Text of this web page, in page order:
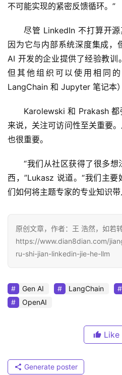
不可能实现的紧密反馈循环。”
尽管 LinkedIn 不打算开源
因为它与内部系统深度集成，
AI 开发的企业提供了经验教训
但其他组织可以使用相同
LangChain 和 Jupyter 笔记本
Karolewski 和 Prakash
来说，关注可访问性至关重要
也很重要。
“我们从社区获得了很多
西，”Lukasz 说道。“我们主
们如何将主题专家的专业知识
原创文章，作者：王 浩然，如若
https://www.dian8dian.com/
ru-shi-jian-linkedin-jie-he-llm
Gen AI LangChain
OpenAI
Like
Generate poster